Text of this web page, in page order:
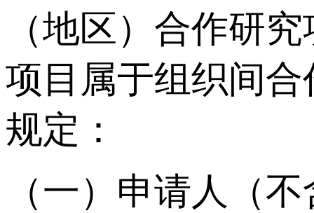
（地区）合作研
项目属于组织间
规定：
（一）申请人（